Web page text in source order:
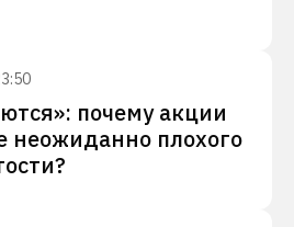
почему акции
неожиданно плохого